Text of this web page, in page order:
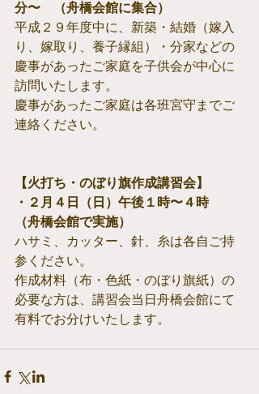
分〜　（舟橋会館に集合）
平成２９年度中に、新築・結婚（嫁入
り、嫁取り、養子縁組）・分家などの
慶事があったご家庭を子供会が中心に
訪問いたします。
慶事があったご家庭は各班宮守までご
連絡ください。
【火打ち・のぼり旗作成講習会】
・２月４日（日）午後１時〜４時
（舟橋会館で実施）
ハサミ、カッター、針、糸は各自ご持
参ください。
作成材料（布・色紙・のぼり旗紙）の
必要な方は、講習会当日舟橋会館にて
有料でお分けいたします。